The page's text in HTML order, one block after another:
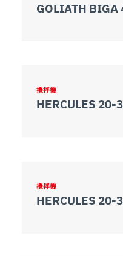
GOLIATH BIGA
攪拌機
HERCULES
攪拌機
HERCULES 20-